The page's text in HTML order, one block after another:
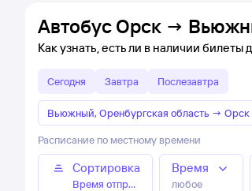
Автобус Орск →
Как узнать, есть ли в наличии
Сегодня Завтра Послезавтра
Вьюжный, Оренбургская область → Орск
Расписание по местному времени
Сортировка
Время отправления
Время
любое